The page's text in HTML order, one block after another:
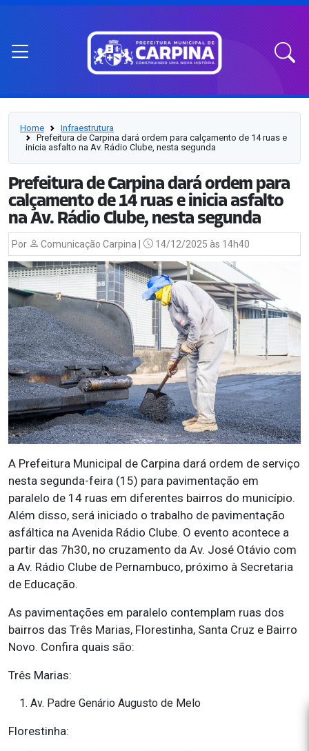
Home
Infraestrutura
Prefeitura de Carpina dará ordem para calçamento de 14 ruas e
inicia asfalto na Av. Rádio Clube, nesta segunda
Prefeitura de Carpina dará ordem para
calçamento de 14 ruas e inicia asfalto
na Av. Rádio Clube, nesta segunda
Por Comunicação Carpina | 14/12/2025 às 14h40
A Prefeitura Municipal de Carpina dará ordem de serviço
nesta segunda-feira (15) para pavimentação em
paralelo de 14 ruas em diferentes bairros do município.
Além disso, será iniciado o trabalho de pavimentação
asfáltica na Avenida Rádio Clube. O evento acontece a
partir das 7h30, no cruzamento da Av. José Otávio com
a Av. Rádio Clube de Pernambuco, próximo à Secretaria
de Educação.
As pavimentações em paralelo contemplam ruas dos
bairros das Três Marias, Florestinha, Santa Cruz e Bairro
Novo. Confira quais são:
Três Marias:
Av. Padre Genário Augusto de Melo
Florestinha: